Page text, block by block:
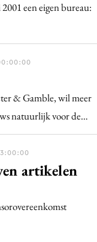
een eigen bureau:
& Gamble, wil meer
natuurlijk voor de…
artikelen